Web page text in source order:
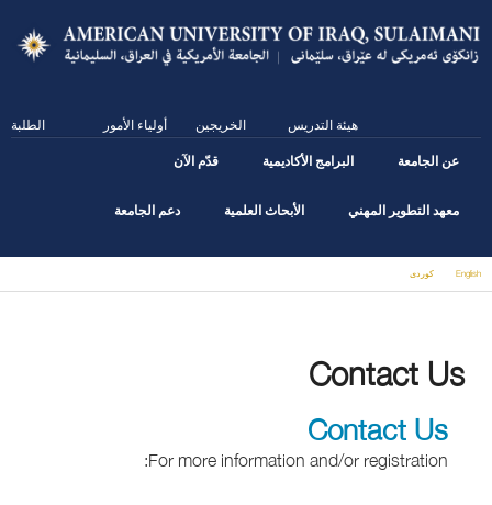
main
content
الطلبة أولياء الأمور الخريجين هيئة التدريس
عن الجامعة البرامج الأكاديمية قدّم الآن
معهد التطوير المهني الأبحاث العلمية دعم الجامعة
English كوردى
Contact Us
Contact Us
For more information and/or registration: